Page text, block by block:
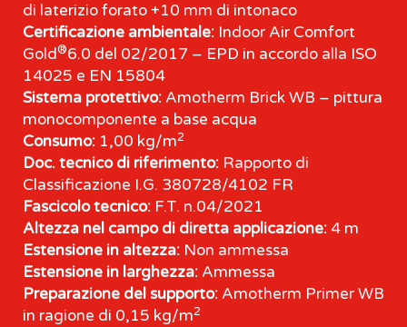
di laterizio forato +10 mm di intonaco
Certificazione ambientale: Indoor Air Comfort
Gold®6.0 del 02/2017 – EPD in accordo alla ISO
14025 e EN 15804
Sistema protettivo: Amotherm Brick WB – pittura
monocomponente a base acqua
Consumo: 1,00 kg/m2
Doc. tecnico di riferimento: Rapporto di
Classificazione I.G. 380728/4102 FR
Fascicolo tecnico: F.T. n.04/2021
Altezza nel campo di diretta applicazione:4 m
Estensione in altezza: Non ammessa
Estensione in larghezza: Ammessa
Preparazione del supporto: Amotherm Primer WB
in ragione di 0,15 kg/m2